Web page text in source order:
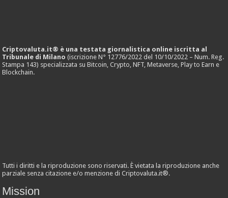
Criptovaluta.it® è una testata giornalistica online iscritta al
Tribunale di Milano (iscrizione N° 12776/2022 del 10/10/2022 – Num. Reg.
Stampa 143) specializzata su Bitcoin, Crypto, NFT, Metaverse, Play to Earn e
Blockchain.
Tutti i diritti e la riproduzione sono riservati. È vietata la riproduzione anche
parziale senza citazione e/o menzione di Criptovaluta.it®.
Mission